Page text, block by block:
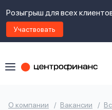
Розыгрыш для всех
Участвовать
О компании Вакансии
Я